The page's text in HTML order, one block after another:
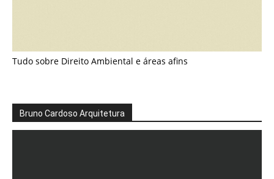
Tudo sobre Direito Ambiental e áreas afins
Bruno Cardoso Arquitetura